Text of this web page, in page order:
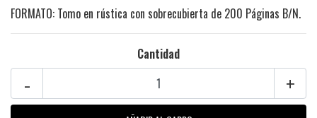
FORMATO: Tomo en rústica con sobrecubierta de 200 Páginas B/N.
Cantidad
+
-